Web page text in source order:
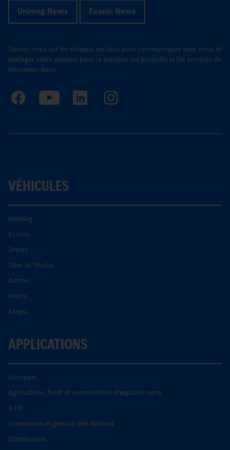
Unimog News Econic News
Suivez-nous sur les réseaux sociaux pour communiquer avec nous et
partager votre passion pour la marque, les produits et les services de
Mercedes-Benz.
VÉHICULES
Unimog
Econic
Zetros
Special Trucks
Actros
Arocs.
Atego.
APPLICATIONS
Aéroport
Agriculture, forêt et construction d'espaces verts
B.T.P.
Communes et gestion des déchets
Distribution.